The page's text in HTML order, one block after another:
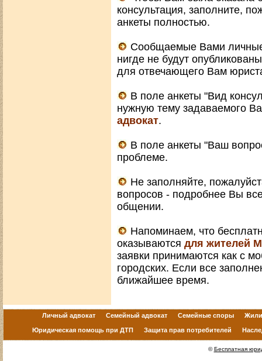
консультация, заполните,
анкеты полностью.
Сообщаемые Вами
нигде не будут
для отвечающего Вам
В поле анкеты "Вид
нужную тему задаваемого
адвокат.
В поле анкеты "Ваш
проблеме.
Не заполняйте,
вопросов - подробнее Вы
общении.
Напоминаем, что
оказываются для жителей
заявки принимаются как с
городских. Если все
ближайшее время.
Личный адвокат Семейный адвокат Семейные споры
Юридическая помощь при ДТП Защита прав потребителей
©Бесплатная